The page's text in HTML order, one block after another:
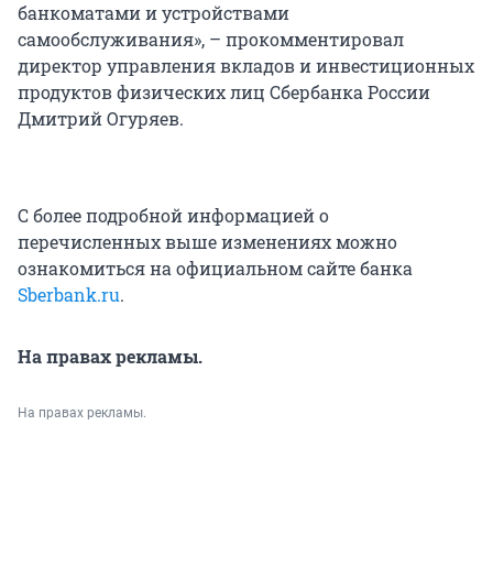
банкоматами и устройствами
самообслуживания», – прокомментировал
директор управления вкладов и инвестиционных
продуктов физических лиц Сбербанка России
Дмитрий Огуряев.
С более подробной информацией о
перечисленных выше изменениях можно
ознакомиться на официальном сайте банка
Sberbank.ru.
На правах рекламы.
На правах рекламы.